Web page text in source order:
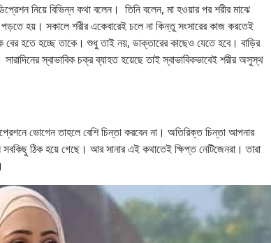
নিয়ে বিভিন্ন কথা বলেন। তিনি বলেন, মা হওয়ার পর শরীর মাঝে
হয়। সকালে শরীর একেবারেই চলে না কিন্তু সংসারের কাজ করতেই
হতে হচ্ছে তাকে। শুধু তাই নয়, ডাক্তারের কাছেও যেতে হবে। বাড়ির
স্বাভাবিক চক্র ব্যাহত হয়েছে তাই স্বাভাবিকভাবেই শরীর অসুস্থ
ভোগেন তাহলে বেশি চিন্তা করবেন না। অতিরিক্ত চিন্তা আপনার
ঠিক হয়ে গেছে। আর সানার এই কথাতেই ক্ষিপ্ত নেটিজেনরা। তারা